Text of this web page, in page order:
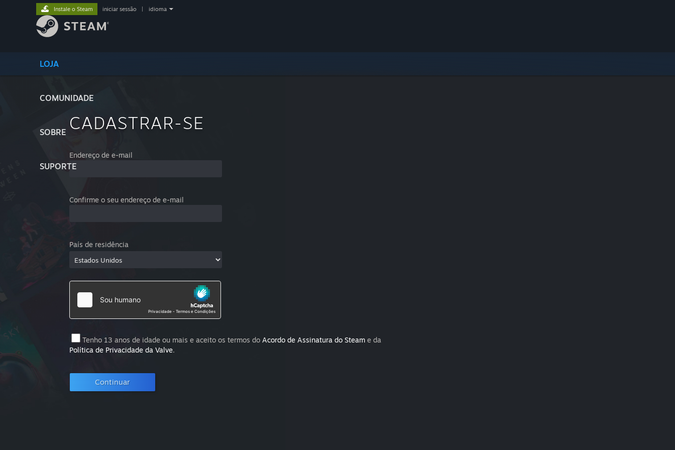
LOJA
COMUNIDADE
SOBRE
SUPORTE
Instale o Steam iniciar sessão idioma
CADASTRAR-SE
Endereço de e-mail
Confirme o seu endereço de e-mail
País de residência
Tenho 13 anos de idade ou mais e aceito os termos do Acordo de Assinatura do Steam e da
Política de Privacidade da Valve.
Continuar